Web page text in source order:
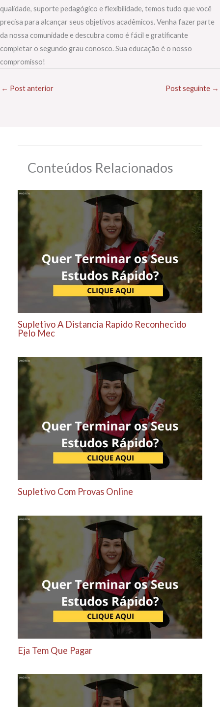
qualidade, suporte pedagógico e flexibilidade, temos tudo que você
precisa para alcançar seus objetivos acadêmicos. Venha fazer parte
da nossa comunidade e descubra como é fácil e gratificante
completar o segundo grau conosco. Sua educação é o nosso
compromisso!
← Post anterior Post seguinte →
Conteúdos Relacionados
Supletivo A Distancia Rapido Reconhecido
Pelo Mec
Supletivo Com Provas Online
Eja Tem Que Pagar